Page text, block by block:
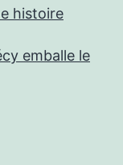
histoire
emballe le